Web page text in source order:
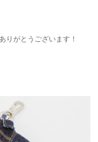
りがとうございます！